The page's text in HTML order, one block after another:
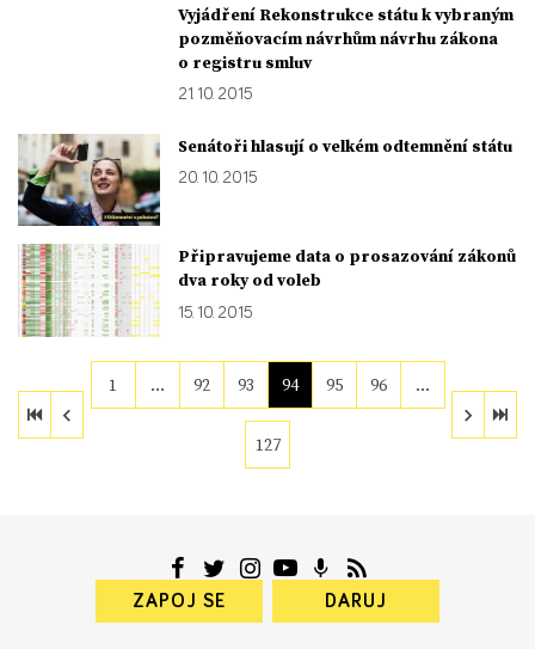
Vyjádření Rekonstrukce státu k vybraným
pozměňovacím návrhům návrhu zákona
o registru smluv
21. 10. 2015
Senátoři hlasují o velkém odtemnění státu
20. 10. 2015
Připravujeme data o prosazování zákonů
dva roky od voleb
15. 10. 2015
1 … 92 93 94 95 96 …
127
ZAPOJ SE DARUJ